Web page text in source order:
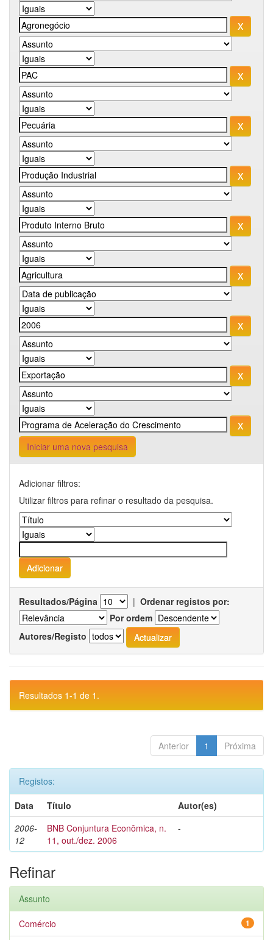
Iniciar uma nova pesquisa
Adicionar filtros:
Utilizar filtros para refinar o resultado da pesquisa.
Resultados/Página | Ordenar registos por:
Por ordem
Autores/Registo
Resultados 1-1 de 1.
Anterior 1 Próxima
Registos:
Data
Título
Autor(es)
2006-
12
BNB Conjuntura Econômica, n.
11, out./dez. 2006
-
Refinar
Assunto
1
Comércio